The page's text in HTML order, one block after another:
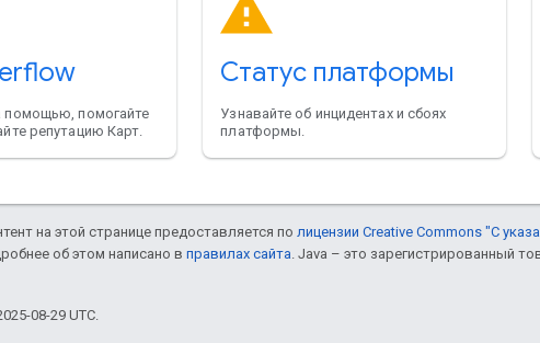
помощью, помогайте
репутацию Карт.
Статус платформы
Узнавайте об инцидентах и сбоях
платформы.
на этой странице предоставляется по лицензии Creative Commons "С
об этом написано в правилах сайта. Java – это зарегистрированный
08-29 UTC.